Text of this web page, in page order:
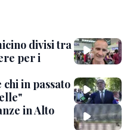
divisi tra
per i
in passato
in Alto